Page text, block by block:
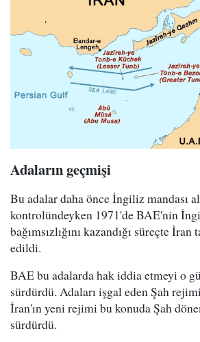
Adaların geçmişi
Bu adalar daha önce İngiliz mandası
kontrolündeyken 1971'de BAE'nin
bağımsızlığını kazandığı süreçte
edildi.
BAE bu adalarda hak iddia etmeyi o
sürdürdü. Adaları işgal eden Şah
İran'ın yeni rejimi bu konuda Şah
sürdürdü.